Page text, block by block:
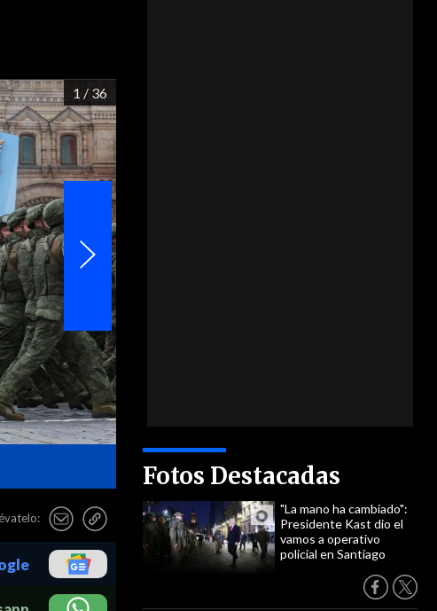
1 / 36
Fotos Destacadas
"La mano ha cambiado":
Presidente Kast dio el
vamos a operativo
policial en Santiago